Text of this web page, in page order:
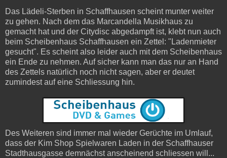
Das Lädeli-Sterben in Schaffhausen scheint munter weiter
zu gehen. Nach dem das Marcandella Musikhaus zu
gemacht hat und der Citydisc abgedampft ist, klebt nun auch
beim Scheibenhaus Schaffhausen ein Zettel: "Ladenmieter
gesucht". Es scheint also leider auch mit dem Scheibenhaus
ein Ende zu nehmen. Auf sicher kann man das nur an Hand
des Zettels natürlich noch nicht sagen, aber er deutet
zumindest auf eine Schliessung hin.
Des Weiteren sind immer mal wieder Gerüchte im Umlauf,
dass der Kim Shop Spielwaren Laden in der Schaffhauser
Stadthausgasse demnächst anscheinend schliessen will...